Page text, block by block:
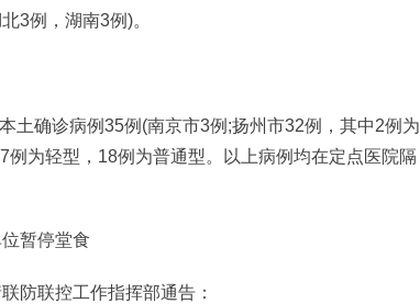
3例，湖南3例)。
确诊病例35例(南京市3例;扬州市32例，其中2例为
例为轻型，18例为普通型。以上病例均在定点医院隔
暂停堂食
联控工作指挥部通告：